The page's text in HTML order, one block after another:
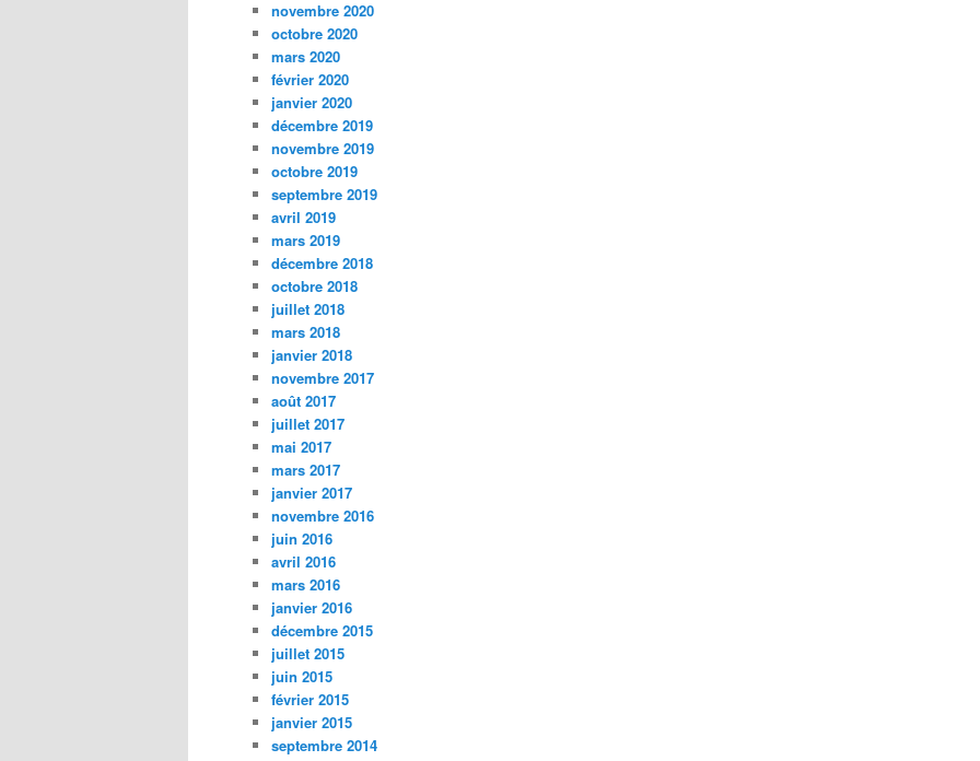
novembre 2020
octobre 2020
mars 2020
février 2020
janvier 2020
décembre 2019
novembre 2019
octobre 2019
septembre 2019
avril 2019
mars 2019
décembre 2018
octobre 2018
juillet 2018
mars 2018
janvier 2018
novembre 2017
août 2017
juillet 2017
mai 2017
mars 2017
janvier 2017
novembre 2016
juin 2016
avril 2016
mars 2016
janvier 2016
décembre 2015
juillet 2015
juin 2015
février 2015
janvier 2015
septembre 2014